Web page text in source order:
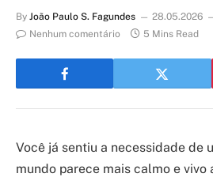
By João Paulo S. Fagundes 28.05.2026
Nenhum comentário
5 Mins Read
Você já sentiu a necessidade de
mundo parece mais calmo e vivo